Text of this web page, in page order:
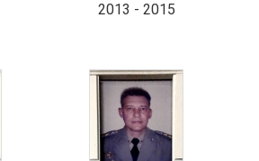
2013 - 2015